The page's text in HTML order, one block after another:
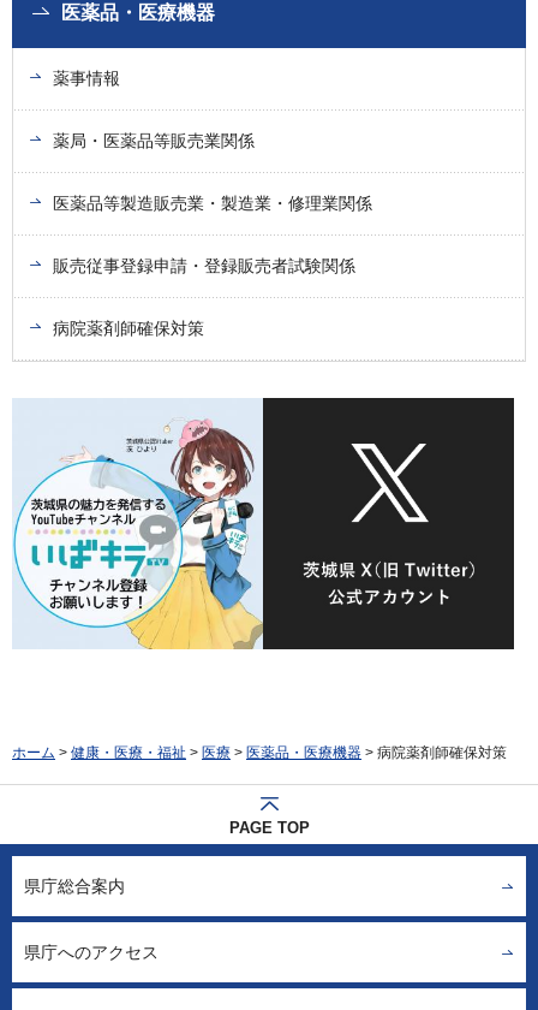
医薬品・医療機器
薬事情報
薬局・医薬品等販売業関係
医薬品等製造販売業・製造業・修理業関係
販売従事登録申請・登録販売者試験関係
病院薬剤師確保対策
ホーム > 健康・医療・福祉 > 医療 > 医薬品・医療機器 > 病院薬剤師確保対策
PAGE TOP
県庁総合案内
県庁へのアクセス